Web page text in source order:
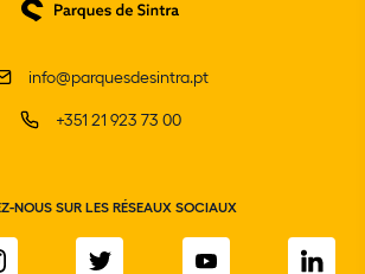
info@parquesdesintra.pt
+351 21 923 73 00
NOUS SUR LES RÉSEAUX SOCIAUX